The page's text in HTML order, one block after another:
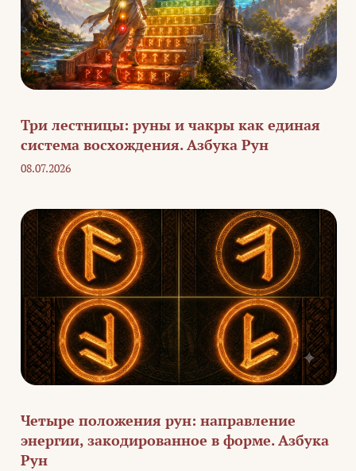
Три лестницы: руны и чакры как единая
система восхождения. Азбука Рун
08.07.2026
Четыре положения рун: направление
энергии, закодированное в форме. Азбука
Рун